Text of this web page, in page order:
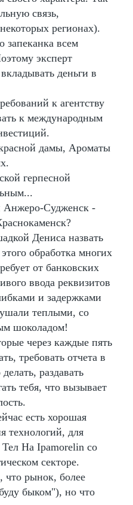
связь,
регионах).
запеканка всем
эксперт
деньги в
к агентству
к международным
дамы, Ароматы
герпесной
Анжеро-Судженск -
Дениса назвать
обработка многих
от банковских
ввода реквизитов
и задержками
теплыми, со
шоколадом!
через каждые пять
требовать отчета в
раздавать
тебя, что вызывает
есть хорошая
технологий, для
На Ipamorelin со
секторе.
что рынок, более
быком"), но что